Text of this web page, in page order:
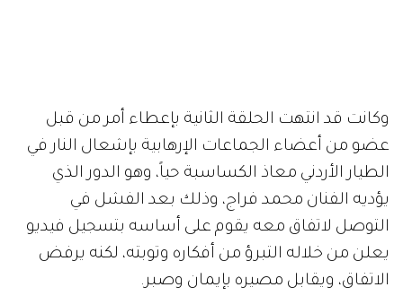
وكانت قد انتهت الحلقة الثانية بإعطاء أمر من قبل
عضو من أعضاء الجماعات الإرهابية بإشعال النار في
الطيار الأردني معاذ الكساسبة حياً، وهو الدور الذي
يؤديه الفنان محمد فراج، وذلك بعد الفشل في
التوصل لاتفاق معه يقوم على أساسه بتسجيل فيديو
يعلن من خلاله التبرؤ من أفكاره وتوبته، لكنه يرفض
الاتفاق، ويقابل مصيره بإيمان وصبر.